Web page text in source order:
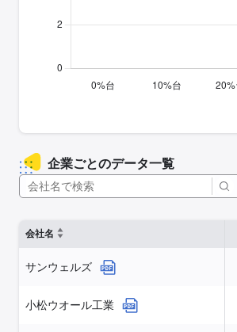
企業ごとのデータ一覧
会社名
サンウェルズ
小松ウオール工業